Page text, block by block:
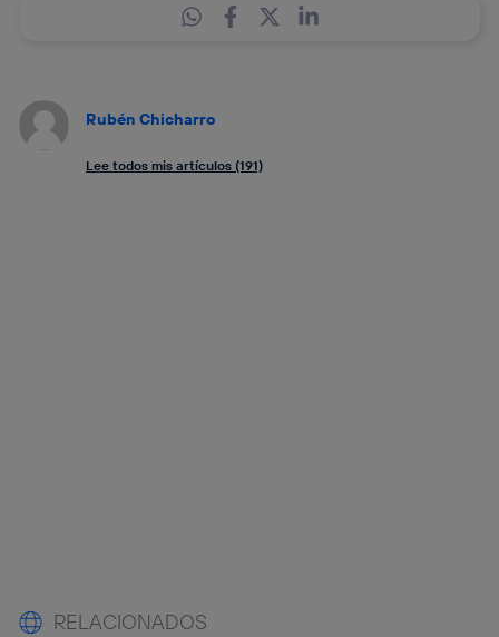
Rubén Chicharro
Lee todos mis artículos (191)
RELACIONADOS